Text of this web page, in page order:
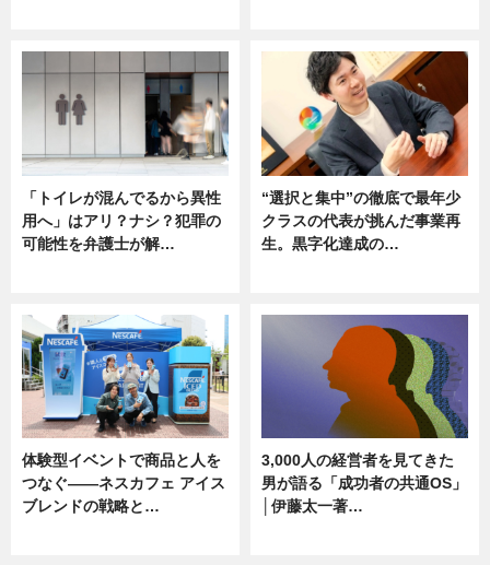
「トイレが混んでるから異性
用へ」はアリ？ナシ？犯罪の
可能性を弁護士が解…
“選択と集中”の徹底で最年少
クラスの代表が挑んだ事業再
生。黒字化達成の…
体験型イベントで商品と人を
つなぐ――ネスカフェ アイス
ブレンドの戦略と…
3,000人の経営者を見てきた
男が語る「成功者の共通OS」
│伊藤太一著…